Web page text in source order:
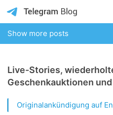
Show more posts
Live-Stories,
Geschenkauktionen
Originalankündigung auf